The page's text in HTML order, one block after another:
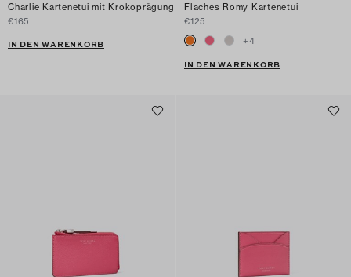
Charlie Kartenetui mit Krokoprägung
€165
IN DEN WARENKORB
Flaches Romy Kartenetui
€125
+4
IN DEN WARENKORB